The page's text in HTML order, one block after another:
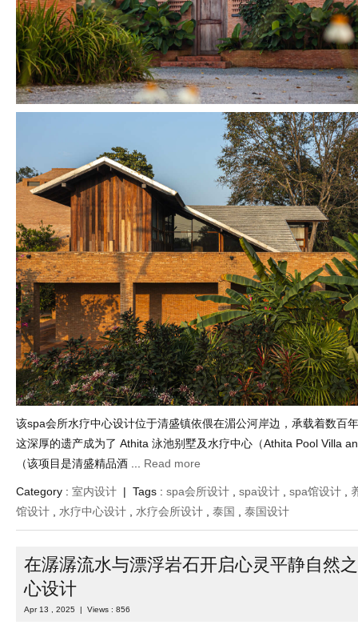
该spa会所水疗中心设计位于清盛镇依偎在湄公河岸边，承载着数百
这深厚的遗产成为了 Athita 泳池别墅及水疗中心（Athita Pool Villa
（该项目是清盛精品酒 ... Read more
Category : 室内设计 | Tags : spa会所设计 spa设计 spa馆设计
馆设计
水疗中心设计 水疗会所设计 泰国 泰国设计
在潺潺流水与漂浮岩石开启心灵平静自然
心设计
Apr 13 , 2025 | Views : 856